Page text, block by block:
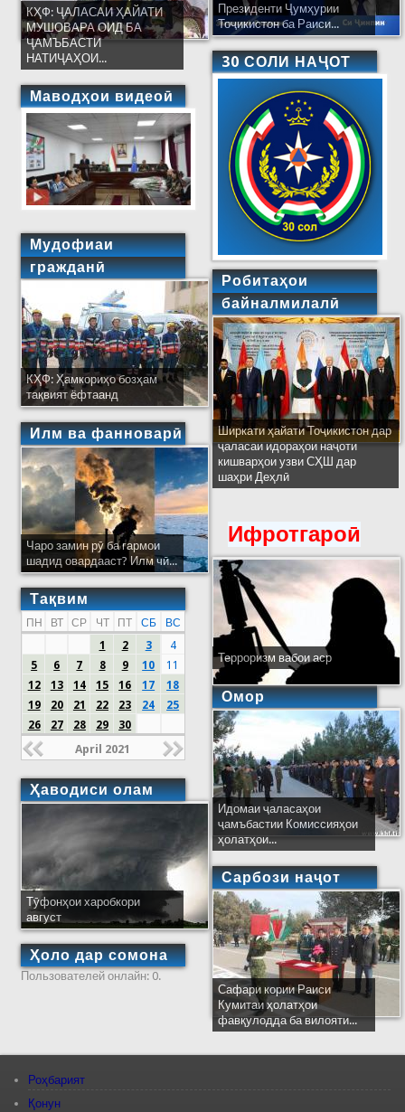
КҲФ: ҶАЛАСАИ ҲАЙАТИ
МУШОВАРА ОИД БА
ҶАМЪБАСТИ
НАТИҶАҲОИ...
Маводҳои видеоӣ
Мудофиаи
гражданӣ
КҲФ: Ҳамкориҳо бозҳам
тақвият ёфтаанд
Илм ва фанноварӣ
Чаро замин рӯ ба гармои
шадид овардааст? Илм чӣ...
Тақвим
ПН ВТ СР ЧТ ПТ СБ
ВС
1
2 3
4
5
6 7 8 9 10
11
12
13 14 15 16 17
18
19
20 21 22 23 24
25
26
27 28 29 30
April 2021
Ҳаводиси олам
Тӯфонҳои харобкори
август
Ҳоло дар сомона
Пользователей онлайн: 0.
Президенти Ҷумҳурии
Тоҷикистон ба Раиси...
30 СОЛИ НАҶОТ
Робитаҳои
байналмилалӣ
Ширкати ҳайати Тоҷикистон дар
ҷаласаи идораҳои наҷоти
кишварҳои узви СҲШ дар
шаҳри Деҳлӣ
Ифротгароӣ
Терроризм вабои аср
Омор
Идомаи ҷаласаҳои
ҷамъбастии Комиссияҳои
ҳолатҳои...
Сарбози наҷот
Сафари кории Раиси
Кумитаи ҳолатҳои
фавқулодда ба вилояти...
Роҳбарият
Қонун